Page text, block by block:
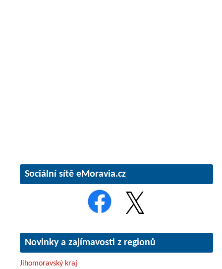
Sociální sítě eMoravia.cz
Novinky a zajímavosti z regionů
Jihomoravský kraj